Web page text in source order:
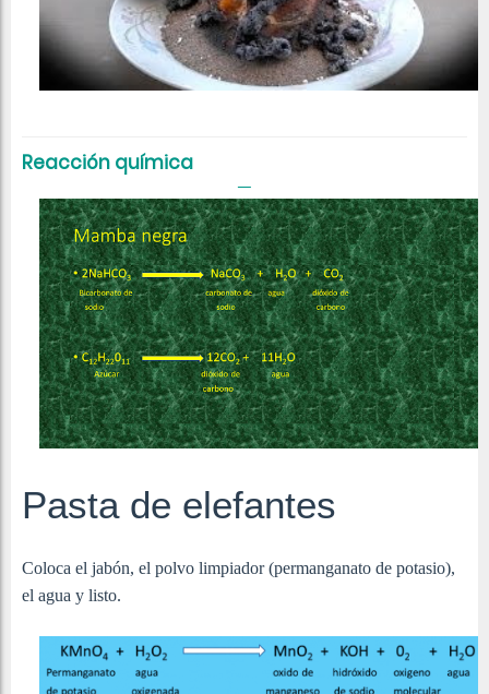
Reacción química
Pasta de elefantes
Coloca el jabón, el polvo limpiador (permanganato de potasio),
el agua y listo.